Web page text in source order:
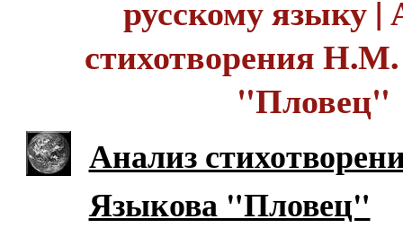
русскому языку |
стихотворения
"Пловец"
Анализ
Языкова "Пловец"